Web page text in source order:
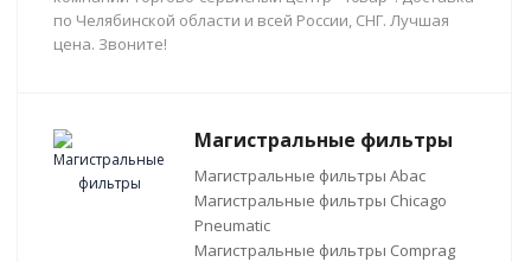
по Челябинской области и всей России, СНГ. Лучшая
цена. Звоните!
Магистральные фильтры
Магистральные фильтры Abac
Магистральные фильтры Chicago
Pneumatic
Магистральные фильтры Comprag